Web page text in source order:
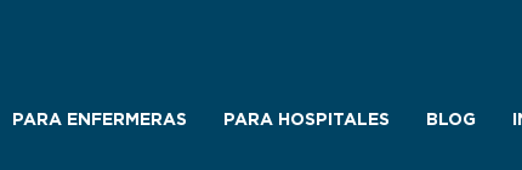
PARA ENFERMERAS PARA HOSPITALES BLOG